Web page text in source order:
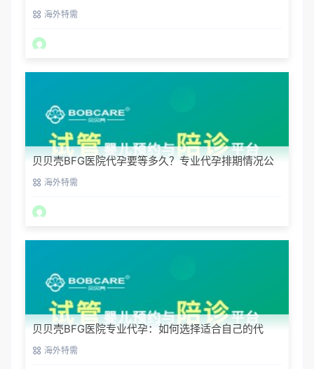
理 海外特需
贝贝壳BFG医院代孕要等多久？专业代孕排期情况公
开 海外特需
贝贝壳BFG医院专业代孕：如何选择适合自己的代
妈？海外特需